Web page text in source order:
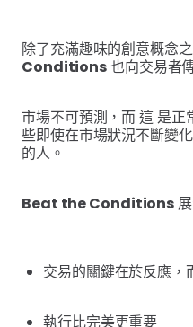
除了充滿趣味的創意概念之
Conditions也向交易者
市場不可預測，而 這 是正
些即使在市場狀況不斷變
的人。
Beat the Conditions
交易的關鍵在於反應，
執行比完美更重要